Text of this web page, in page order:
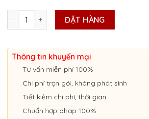
LÀM CHỨNG CHỈ TẬP HUẤN LÁI XE Ở HÀ
ĐẶT HÀNG
Thông tin khuyến mại
Tư vấn miễn phí 100%
Chi phí trọn gói, không phát sinh
Tiết kiệm chi phí, thời gian
Chuẩn hợp pháp 100%